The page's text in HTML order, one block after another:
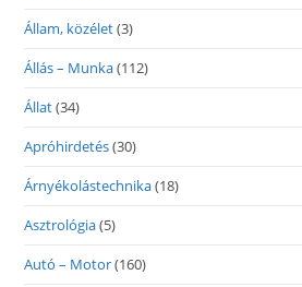
Állam, közélet(3)
Állás – Munka(112)
Állat(34)
Apróhirdetés(30)
Árnyékolástechnika(18)
Asztrológia(5)
Autó – Motor(160)